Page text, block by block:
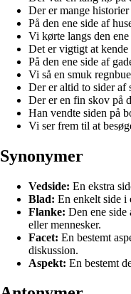
Der er mange
På den ene side af
Vi kørte langs den
Det er vigtigt at kende
På den ene side af
Vi så en smuk
Der er altid to sider af
Der er en fin skov på
Han vendte siden på
Vi ser frem til at
Synonymer
Vedside: En ekstra
Blad: En enkelt side i
Flanke: Den ene
eller mennesker.
Facet: En bestemt
diskussion.
Aspekt: En bestemt